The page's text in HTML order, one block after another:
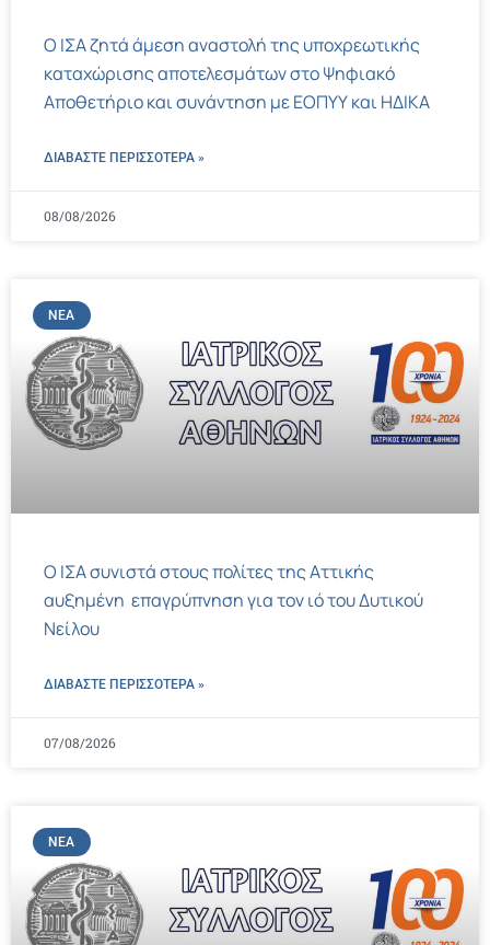
Ο ΙΣΑ ζητά άμεση αναστολή της υποχρεωτικής
καταχώρισης αποτελεσμάτων στο Ψηφιακό
Αποθετήριο και συνάντηση με ΕΟΠΥΥ και ΗΔΙΚΑ
ΔΙΑΒΑΣΤΕ ΠΕΡΙΣΣΌΤΕΡΑ »
08/08/2026
ΝΈΑ
Ο ΙΣΑ συνιστά στους πολίτες της Αττικής
αυξημένη επαγρύπνηση για τον ιό του Δυτικού
Νείλου
ΔΙΑΒΑΣΤΕ ΠΕΡΙΣΣΌΤΕΡΑ »
07/08/2026
ΝΈΑ